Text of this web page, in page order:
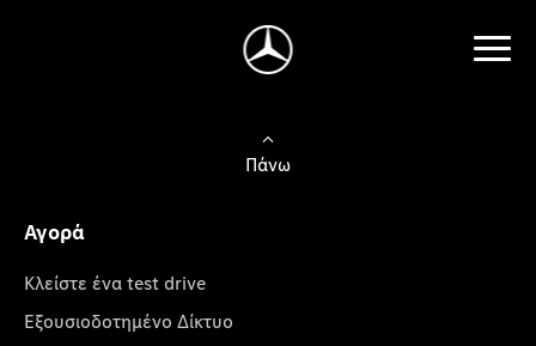
Πάνω
Αγορά
Κλείστε ένα test drive
Εξουσιοδοτημένο Δίκτυο